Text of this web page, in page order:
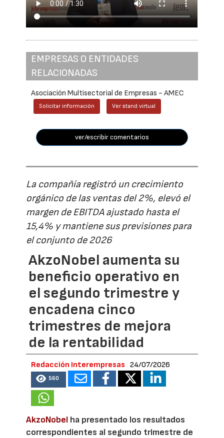
EMPRESAS O ENTIDADES
RELACIONADAS
Asociación Multisectorial de Empresas - AMEC
Solicitar información Ver stand virtual
ver/escribir comentarios
La compañía registró un crecimiento
orgánico de las ventas del 2%, elevó el
margen de EBITDA ajustado hasta el
15,4% y mantiene sus previsiones para
el conjunto de 2026
AkzoNobel aumenta su
beneficio operativo en
el segundo trimestre y
encadena cinco
trimestres de mejora
de la rentabilidad
Redacción Interempresas 24/07/2026
560
AkzoNobel ha presentado los resultados
correspondientes al segundo trimestre de